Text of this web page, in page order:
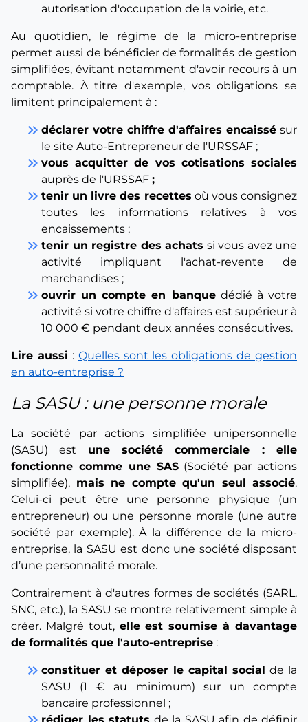
autorisation d'occupation de la voirie, etc.
Au quotidien, le régime de la micro-entreprise
permet aussi de bénéficier de formalités de gestion
simplifiées, évitant notamment d'avoir recours à un
comptable. À titre d'exemple, vos obligations se
limitent principalement à :
keyboard_double_arrow_right déclarer votre chiffre d'affaires encaissé sur
le site Auto-Entrepreneur de l'URSSAF ;
keyboard_double_arrow_right vous acquitter de vos cotisations sociales
auprès de l'URSSAF ;
keyboard_double_arrow_right tenir un livre des recettes où vous consignez
toutes les informations relatives à vos
encaissements ;
keyboard_double_arrow_right tenir un registre des achats si vous avez une
activité impliquant l'achat-revente de
marchandises ;
keyboard_double_arrow_right ouvrir un compte en banquedédié à votre
activité si votre chiffre d'affaires est supérieur à
10 000 € pendant deux années consécutives.
Lire aussi : Quelles sont les obligations de gestion
en auto-entreprise ?
La SASU : une personne morale
La société par actions simplifiée unipersonnelle
(SASU) est une société commerciale : elle
fonctionne comme une SAS(Société par actions
simplifiée), mais ne compte qu'un seul associé.
Celui-ci peut être une personne physique (un
entrepreneur) ou une personne morale (une autre
société par exemple). À la différence de la micro-
entreprise, la SASU est donc une société disposant
d’une personnalité morale.
Contrairement à d'autres formes de sociétés (SARL,
SNC, etc.), la SASU se montre relativement simple à
créer. Malgré tout, elle est soumise à davantage
de formalités que l'auto-entreprise :
keyboard_double_arrow_right constituer et déposer le capital social de la
SASU (1 € au minimum) sur un compte
bancaire professionnel ;
rédiger les statuts de la SASU afin de définir